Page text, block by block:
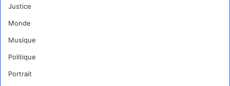
Justice
Monde
Musique
Politique
Portrait